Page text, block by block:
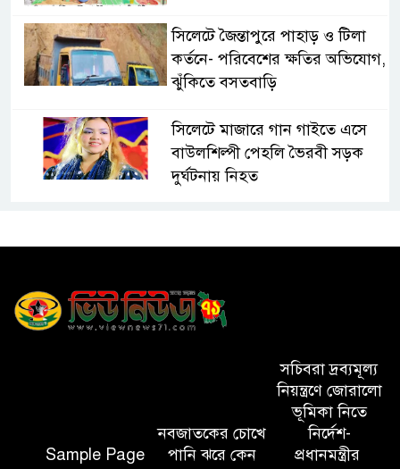
সিলেটে জৈন্তাপুরে পাহাড় ও টিলা
কর্তনে- পরিবেশের ক্ষতির অভিযোগ,
ঝুঁকিতে বসতবাড়ি
সিলেটে মাজারে গান গাইতে এসে
বাউলশিল্পী পেহলি ভৈরবী সড়ক
দুর্ঘটনায় নিহত
ঢাকা-সিলেট মহাসড়কে দুটি
নিহত ৯, পরিবারকে আর্থিক সহযোগিতা
‘জাতীয় প্রবাসী দিবস’ উদযাপনের
লক্ষ্যে আন্তঃমন্ত্রণালয় সভা অনুষ্ঠিত
সিলেট ইসলামিক ফাউন্ডেশনে
জুলাই গণঅভ্যুত্থান দিবস ২০২৬
Sample Page
নবজাতকের চোখে
পানি ঝরে কেন
সচিবরা দ্রব্যমূল্য
নিয়ন্ত্রণে জোরালো
ভূমিকা নিতে
নির্দেশ-
প্রধানমন্ত্রীর